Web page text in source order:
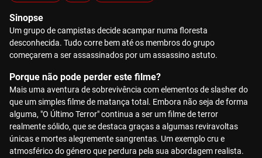
Sinopse
Um grupo de campistas decide acampar numa floresta
desconhecida. Tudo corre bem até os membros do grupo
começarem a ser assassinados por um assassino astuto.
Porque não pode perder este filme?
Mais uma aventura de sobrevivência com elementos de slasher do
que um simples filme de matança total. Embora não seja de forma
alguma, "O Último Terror" continua a ser um filme de terror
realmente sólido, que se destaca graças a algumas reviravoltas
únicas e mortes alegremente sangrentas. Um exemplo cru e
atmosférico do género que perdura pela sua abordagem realista.